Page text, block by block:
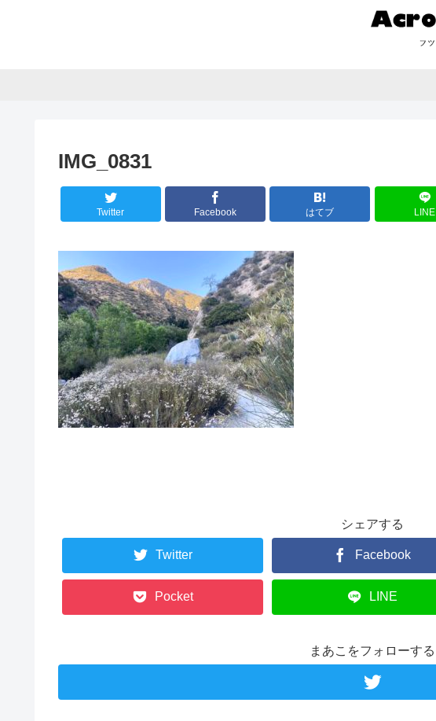
IMG_0831
Twitter Facebook はてブ LINE
シェアする
Twitter Facebook
Pocket LINE
まあこをフォローする